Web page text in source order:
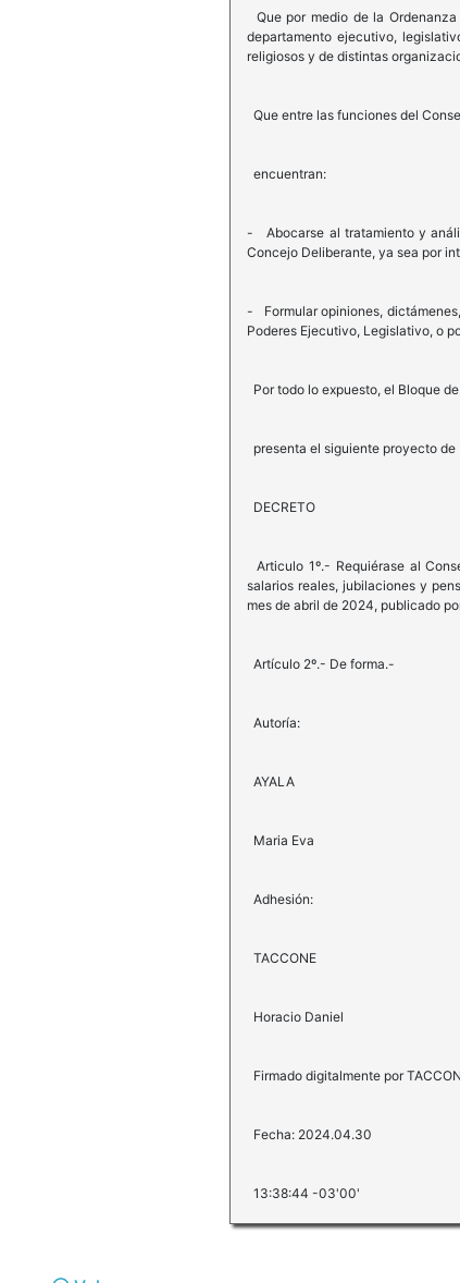
Que por medio de la
departamento ejecutivo,
religiosos y de distintas
Que entre las funciones del
encuentran:
- Abocarse al tratamiento y
Concejo Deliberante, ya sea por
- Formular opiniones,
Poderes Ejecutivo, Legislativo, o
Por todo lo expuesto, el Bloque
presenta el siguiente proyecto de
DECRETO
Articulo 1º.- Requiérase al
salarios reales, jubilaciones y
mes de abril de 2024, publicado
Artículo 2º.- De forma.-
Autoría:
AYALA
Maria Eva
Adhesión:
TACCONE
Horacio Daniel
Firmado digitalmente por
Fecha: 2024.04.30
13:38:44 -03'00'